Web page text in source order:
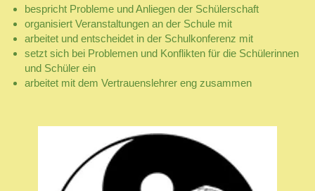
bespricht Probleme und Anliegen der Schülerschaft
organisiert Veranstaltungen an der Schule mit
arbeitet und entscheidet in der Schulkonferenz mit
setzt sich bei Problemen und Konflikten für die Schülerinnen
und Schüler ein
arbeitet mit dem Vertrauenslehrer eng zusammen